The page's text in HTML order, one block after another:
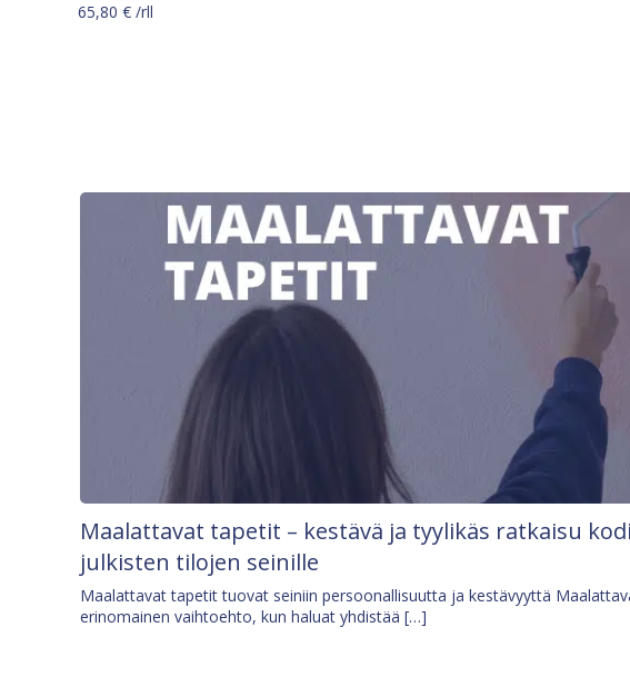
65,80 € /rll
Maalattavat tapetit – kestävä ja tyylikäs ratkaisu
julkisten tilojen seinille
Maalattavat tapetit tuovat seiniin persoonallisuutta ja kestävyyttä
erinomainen vaihtoehto, kun haluat yhdistää […]